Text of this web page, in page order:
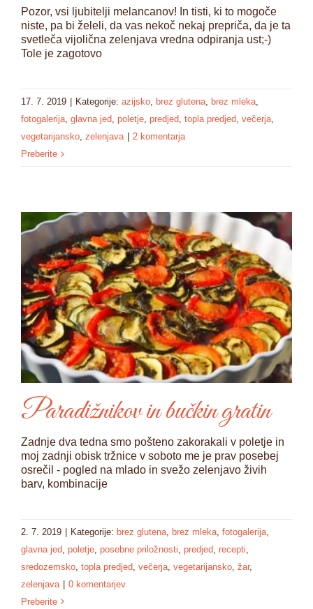
Pozor, vsi ljubitelji melancanov! In tisti, ki to mogoče
niste, pa bi želeli, da vas nekoč nekaj prepriča, da je ta
svetleča vijolična zelenjava vredna odpiranja ust;-)
Tole je zagotovo
17. 7. 2019 Kategorije: azijsko, brez glutena, brez mleka,
fotogalerija, glavna jed, poletje, predjed, topla predjed, večerja,
vegetarijansko, zelenjava
2 komentarja
Preberite
Paradižnikov in bučkin gratin
Zadnje dva tedna smo pošteno zakorakali v poletje in
moj zadnji obisk tržnice v soboto me je prav posebej
osrečil - pogled na mlado in svežo zelenjavo živih
barv, kombinacije
2. 7. 2019 Kategorije: brez glutena brez mleka fotogalerija
glavna jed poletje posebne priložnosti predjed recepti
sredozemsko topla predjed večerja vegetarijansko žar,
zelenjava
0 komentarjev
Preberite